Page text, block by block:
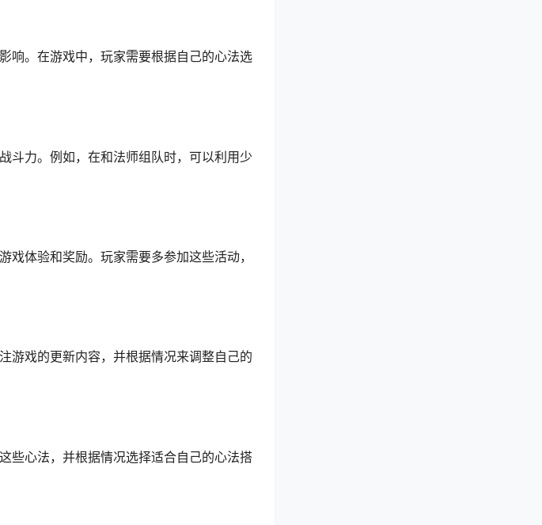
响。在游戏中，玩家需要根据自己的心法选
斗力。例如，在和法师组队时，可以利用少
体验和奖励。玩家需要多参加这些活动，
游戏的更新内容，并根据情况来调整自己的
些心法，并根据情况选择适合自己的心法搭